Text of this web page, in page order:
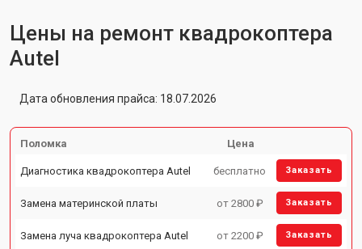
Цены на ремонт квадрокоптера
Autel
Дата обновления прайса: 18.07.2026
Поломка Цена
Диагностика квадрокоптера Autel бесплатно Заказать
Замена материнской платы от 2800 ₽ Заказать
Замена луча квадрокоптера Autel от 2200 ₽ Заказать